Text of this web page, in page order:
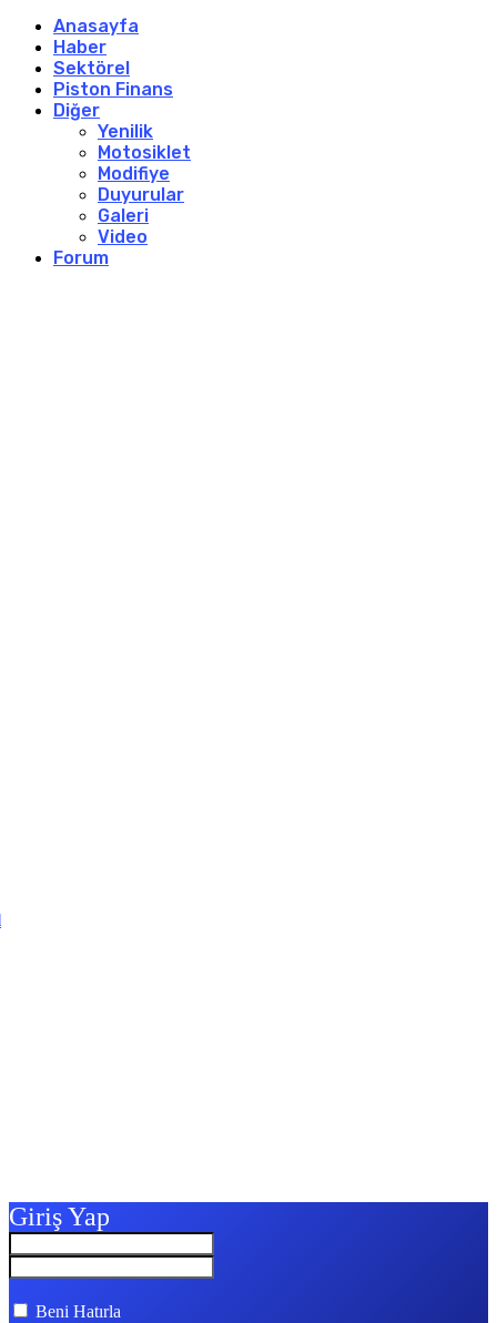
Anasayfa
Haber
Sektörel
Piston Finans
Diğer
Yenilik
Motosiklet
Modifiye
Duyurular
Galeri
Video
Forum
Giriş Yap
Beni Hatırla